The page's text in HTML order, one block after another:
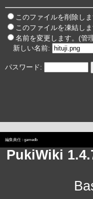
このファイルを削除しま
このファイルを凍結し
名前を変更します。(管
新しい名前:
パスワード:
編集責任 : gamedb
PukiWiki